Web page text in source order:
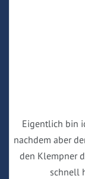
Eigentlich bin
nachdem aber
den Klempner
schnell